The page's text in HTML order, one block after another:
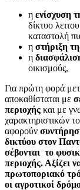
η ενίσχυση
δίκτυο
καταστολή
η στήριξη
η
οικισμούς,
Για πρώτη φορά
αποκαθίσταται με
περιοχής και με
χαρακτηριστικών
αφορούν
δικτύου στον
σέβονται το
περιοχής. Αξίζει
πρωτοποριακό
οι αγροτικοί